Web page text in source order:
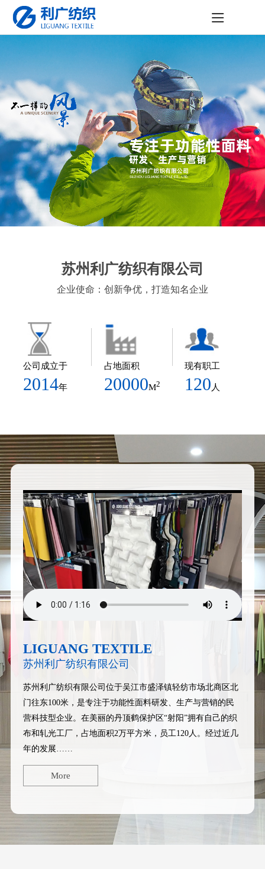
苏州利广纺织有限公司
企业使命：创新争优，打造知名企业
公司成立于
2014年
占地面积
20000M2
现有职工
120人
LIGUANG TEXTILE
苏州利广纺织有限公司
苏州利广纺织有限公司 位于吴江市盛泽镇轻纺市场北商区北
门往东100米，是专注于功能性面料研发、生产与营销的民
营科技型企业。在美丽的丹顶鹤保护区“射阳”拥有自己的织
布和轧光工厂，占地面积2万平方米，员工120人。经过近几
年的发展……
More